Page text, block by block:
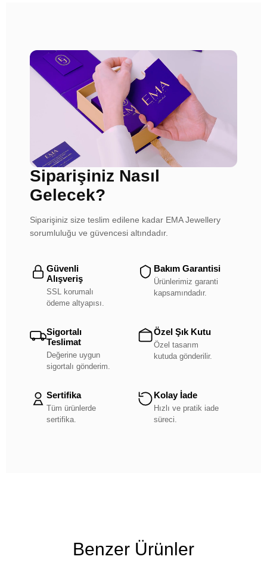
Siparişiniz Nasıl
Gelecek?
Siparişiniz size teslim edilene kadar EMA Jewellery
sorumluluğu ve güvencesi altındadır.
Güvenli
Alışveriş
SSL korumalı
ödeme altyapısı.
Bakım Garantisi
Ürünlerimiz garanti
kapsamındadır.
Sigortalı
Teslimat
Değerine uygun
sigortalı gönderim.
Özel Şık Kutu
Özel tasarım
kutuda gönderilir.
Sertifika
Tüm ürünlerde
sertifika.
Kolay İade
Hızlı ve pratik iade
süreci.
Benzer Ürünler